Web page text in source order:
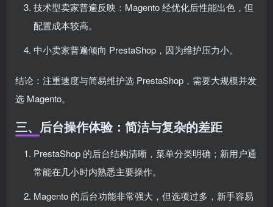
技术型卖家普遍反映：Magento 经优化后性能出色，但
配置成本较高。
中小卖家普遍倾向 PrestaShop，因为维护压力小。
结论：注重速度与简易维护选 PrestaShop，需要大规模并发
选 Magento。
三、后台操作体验：简洁与复杂的差距
PrestaShop 的后台结构清晰，菜单分类明确；新用户通
常能在几小时内熟悉主要操作。
Magento 的后台功能非常强大，但选项过多，新手容易